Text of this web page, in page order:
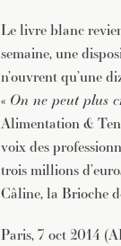
Le livre blanc
semaine, une
n’ouvrent qu’une
« On ne peut plus
Alimentation &
voix des
trois millions
Câline, la Brioche
Paris, 7 oct 2014